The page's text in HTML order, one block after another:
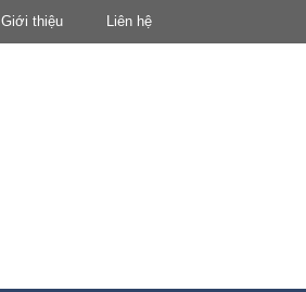
Giới thiệu Liên hệ